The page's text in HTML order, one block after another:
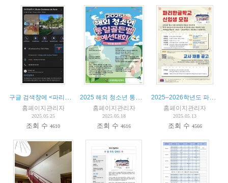
홈페이지관리자
2025.05.25
조회 수4610
홈페이지관리자
2025.05.18
조회 수4616
2025–2026학년도 파리한글학교 신입생 모집 및 교사 채용 공고
홈페이지관리자
2025.05.13
조회 수 4566